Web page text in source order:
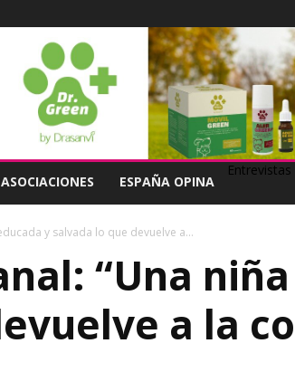
ASOCIACIONES ESPAÑA OPINA
Entrevistas
y salvada lo que devuelve a...
“Una
a la